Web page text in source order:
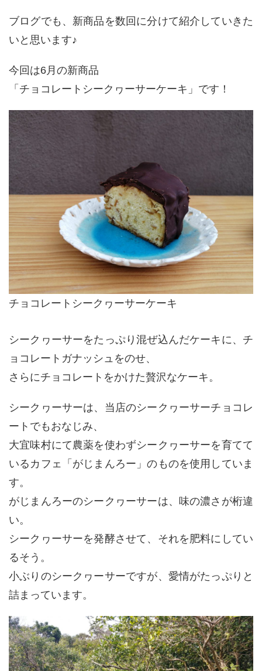
ブログでも、新商品を数回に分けて紹介していきた
いと思います♪
今回は6月の新商品
「チョコレートシークヮーサーケーキ」です！
チョコレートシークヮーサーケーキ
シークヮーサーをたっぷり混ぜ込んだケーキに、チ
ョコレートガナッシュをのせ、
さらにチョコレートをかけた贅沢なケーキ。
シークヮーサーは、当店のシークヮーサーチョコレ
ートでもおなじみ、
大宜味村にて農薬を使わずシークヮーサーを育てて
いるカフェ「がじまんろー」のものを使用していま
す。
がじまんろーのシークヮーサーは、味の濃さが桁違
い。
シークヮーサーを発酵させて、それを肥料にしてい
るそう。
小ぶりのシークヮーサーですが、愛情がたっぷりと
詰まっています。